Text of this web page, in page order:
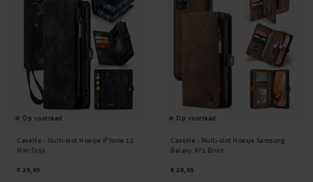
Op voorraad
CaseMe - Multi-slot Hoesje iPhone 12
Mini Grijs
€ 29,95
Op voorraad
CaseMe - Multi-slot Hoesje Samsung
Galaxy A71 Bruin
€ 29,95